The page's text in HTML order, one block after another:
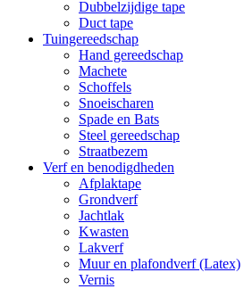
Dubbelzijdige tape
Duct tape
Tuingereedschap
Hand gereedschap
Machete
Schoffels
Snoeischaren
Spade en Bats
Steel gereedschap
Straatbezem
Verf en benodigdheden
Afplaktape
Grondverf
Jachtlak
Kwasten
Lakverf
Muur en plafondverf (Latex)
Vernis